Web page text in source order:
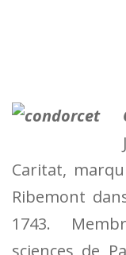
Caritat,
Ribemont
1743.
sciences de